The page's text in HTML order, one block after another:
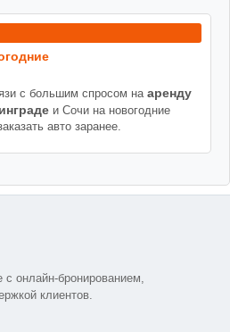
с большим спросом на аренду
и Сочи на новогодние
авто заранее.
с онлайн-бронированием,
клиентов.